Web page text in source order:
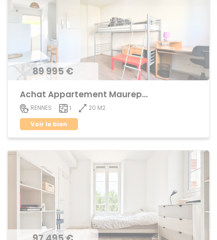
89 995 €
Achat Appartement Maurepas
RENNES 1
20 M2
Voir le bien